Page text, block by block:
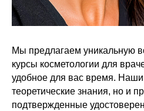
Мы предлагаем уникальную
курсы косметологии для
удобное для вас время. Наши
теоретические знания, но и
подтвержденные